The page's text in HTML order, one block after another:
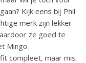
Kijk eens bij Phil
merk zijn lekker
ze goed te
Mingo.
compleet, maar mis